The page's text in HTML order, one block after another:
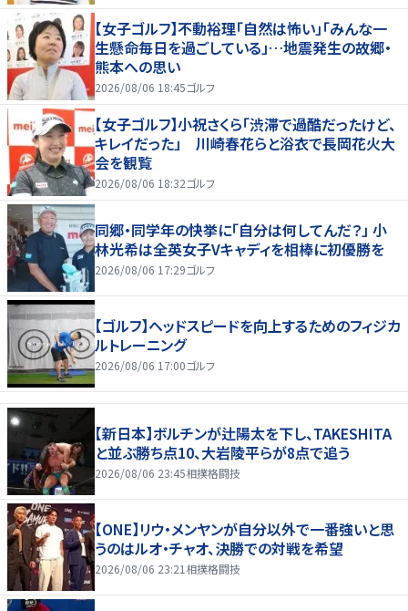
【女子ゴルフ】不動裕理「自然は怖い」「みんな一
生懸命毎日を過ごしている」…地震発生の故郷・
熊本への思い
2026/08/06 18:45ゴルフ
【女子ゴルフ】小祝さくら「渋滞で過酷だったけど、
キレイだった」 川崎春花らと浴衣で長岡花火大
会を観覧
2026/08/06 18:32ゴルフ
同郷・同学年の快挙に「自分は何してんだ？」 小
林光希は全英女子Vキャディを相棒に初優勝を
2026/08/06 17:29ゴルフ
【ゴルフ】ヘッドスピードを向上するためのフィジカ
ルトレーニング
2026/08/06 17:00ゴルフ
【新日本】ボルチンが辻陽太を下し、TAKESHITA
と並ぶ勝ち点10、大岩陵平らが8点で追う
2026/08/06 23:45相撲格闘技
【ONE】リウ・メンヤンが自分以外で一番強いと思
うのはルオ・チャオ、決勝での対戦を希望
2026/08/06 23:21 相撲格闘技